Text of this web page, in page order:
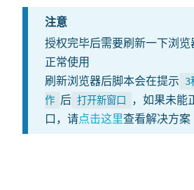
注意
授权完毕后需要刷新一下浏
正常使用
刷新浏览器后脚本会在提示
3
作 后 打开新窗口
，如果未能
口，请点击这里查看解决方案